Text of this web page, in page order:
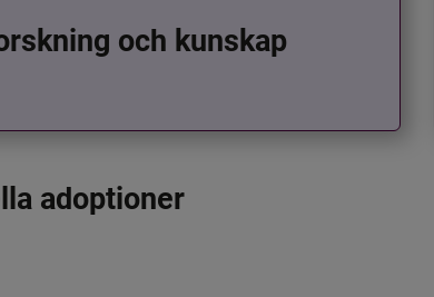
och kunskap
adoptioner